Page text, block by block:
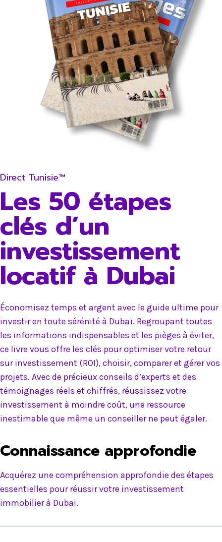
Direct Tunisie™
Les 50 étapes
clés d’un
investissement
locatif à Dubai
Économisez temps et argent avec le guide ultime pour
investir en toute sérénité à Dubaï. Regroupant toutes
les informations indispensables et les pièges à éviter,
ce livre vous offre les clés pour optimiser votre retour
sur investissement (ROI), choisir, comparer et gérer vos
projets. Avec de précieux conseils d’experts et des
témoignages réels et chiffrés, réussissez votre
investissement à moindre coût, une ressource
inestimable que même un conseiller ne peut égaler.
Connaissance approfondie
Acquérez une compréhension approfondie des étapes
essentielles pour réussir votre investissement
immobilier à Dubai.